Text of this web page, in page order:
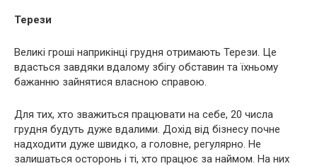
Терези
Великі гроші наприкінці грудня отримають Терези. Це
вдасться завдяки вдалому збігу обставин та їхньому
бажанню зайнятися власною справою.
Для тих, хто зважиться працювати на себе, 20 числа
грудня будуть дуже вдалими. Дохід від бізнесу почне
надходити дуже швидко, а головне, регулярно. Не
залишаться осторонь і ті, хто працює за наймом. На них